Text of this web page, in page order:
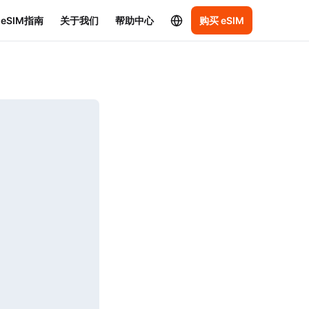
eSIM指南 关于我们 帮助中心 购买 eSIM